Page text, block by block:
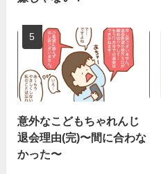
意外なこどもちゃれんじ
退会理由(完)〜間に合わな
かった〜